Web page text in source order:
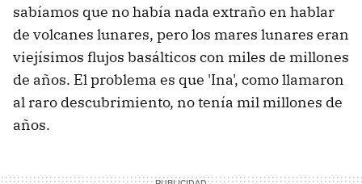
sabíamos que no había nada extraño en hablar
de volcanes lunares, pero los mares lunares eran
viejísimos flujos basálticos con miles de millones
de años. El problema es que 'Ina', como llamaron
al raro descubrimiento, no tenía mil millones de
años.